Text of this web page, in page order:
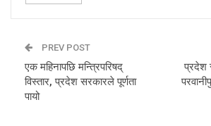
PREV POST
एक महिनापछि मन्त्रिपरिषद्
विस्तार, प्रदेश सरकारले पूर्णता
पायो
प्रदेश